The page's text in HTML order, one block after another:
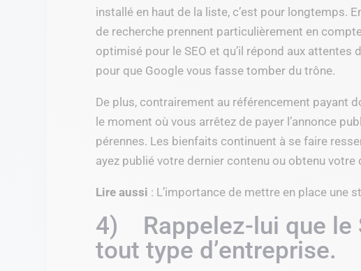
installé en haut de la liste, c’est pour longtemps.
de recherche prennent particulièrement en
optimisé pour le SEO et qu’il répond aux attentes
pour que Google vous fasse tomber du trône.
De plus, contrairement au référencement payant
le moment où vous arrêtez de payer l’annonce
pérennes. Les bienfaits continuent à se faire
ayez publié votre dernier contenu ou obtenu votre
Lire aussi : L’importance de mettre en place une
4) Rappelez-lui que le
tout type d’entreprise.